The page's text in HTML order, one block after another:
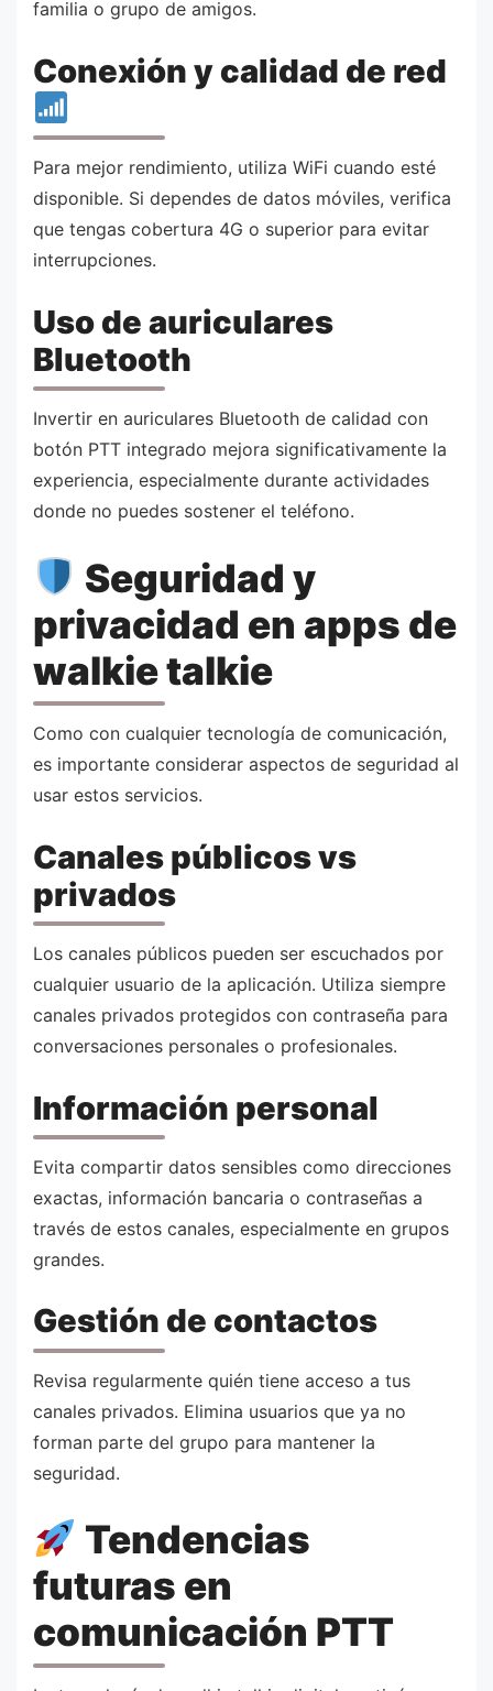
familia o grupo de amigos.
Conexión y calidad de red
Para mejor rendimiento, utiliza WiFi cuando esté
disponible. Si dependes de datos móviles, verifica
que tengas cobertura 4G o superior para evitar
interrupciones.
Uso de auriculares
Bluetooth
Invertir en auriculares Bluetooth de calidad con
botón PTT integrado mejora significativamente la
experiencia, especialmente durante actividades
donde no puedes sostener el teléfono.
Seguridad y
privacidad en apps de
walkie talkie
Como con cualquier tecnología de comunicación,
es importante considerar aspectos de seguridad al
usar estos servicios.
Canales públicos vs
privados
Los canales públicos pueden ser escuchados por
cualquier usuario de la aplicación. Utiliza siempre
canales privados protegidos con contraseña para
conversaciones personales o profesionales.
Información personal
Evita compartir datos sensibles como direcciones
exactas, información bancaria o contraseñas a
través de estos canales, especialmente en grupos
grandes.
Gestión de contactos
Revisa regularmente quién tiene acceso a tus
canales privados. Elimina usuarios que ya no
forman parte del grupo para mantener la
seguridad.
Tendencias
futuras en
comunicación PTT